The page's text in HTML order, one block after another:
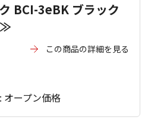
BCI-3eBK ブラック
≫
この商品の詳細を見る
オープン価格